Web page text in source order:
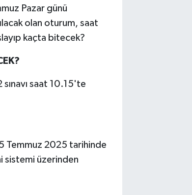
Pazar günü
olan oturum, saat
kaçta bitecek?
saat 10.15'te
Temmuz 2025 tarihinde
sistemi üzerinden